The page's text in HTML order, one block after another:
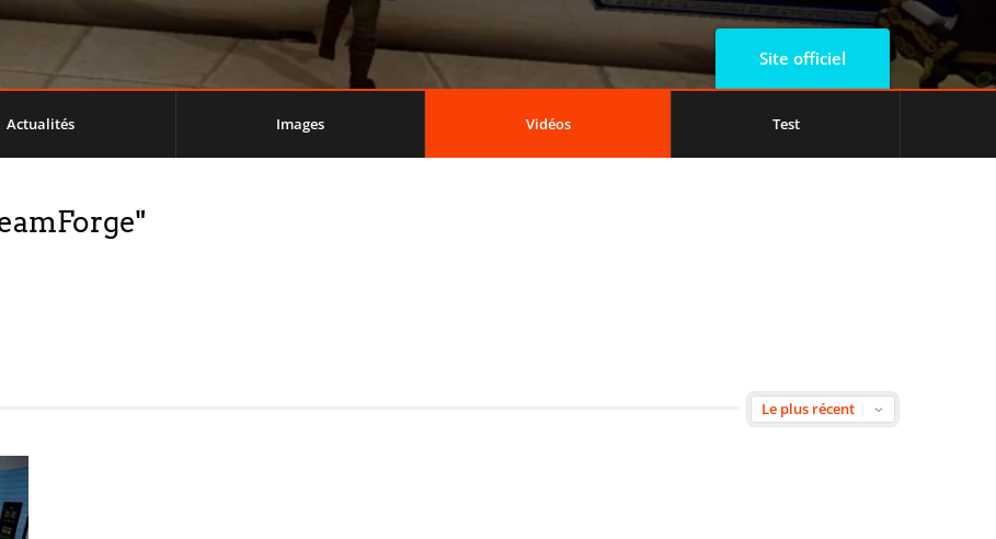
Site officiel
Actualités Images Vidéos Test